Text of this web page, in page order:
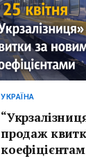
УКРАЇНА
продаж